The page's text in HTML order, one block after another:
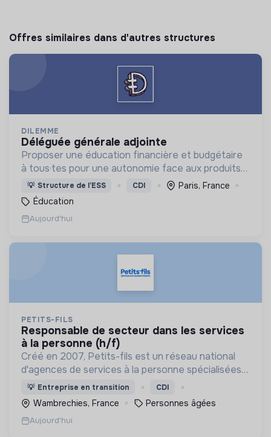
Offres similaires dans d'autres structures
DILEMME
déléguée générale adjointe
Proposer une éducation financière et budgétaire
à tous·tes pour une autonomie face aux produits
financiers, bancaires et assurantiels et briser le
tabou autour de l'argent.
💡 Structure de l’ESS CDI
Paris, France
Éducation
Aujourd'hui
PETITS-FILS
responsable de secteur dans les services
à la personne (h/f)
Créé en 2007, Petits-fils est un réseau national
d'agences de services à la personne spécialisées
dans l'aide à domicile pour les personnes âgées.
💡 Entreprise en transition CDI
Wambrechies, France Personnes âgées
Aujourd'hui